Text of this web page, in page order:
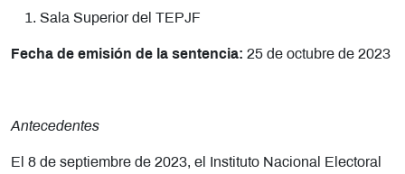
Sala Superior del TEPJF
Fecha de emisión de la sentencia: 25 de octubre de 2023
Antecedentes
El 8 de septiembre de 2023, el Instituto Nacional Electoral